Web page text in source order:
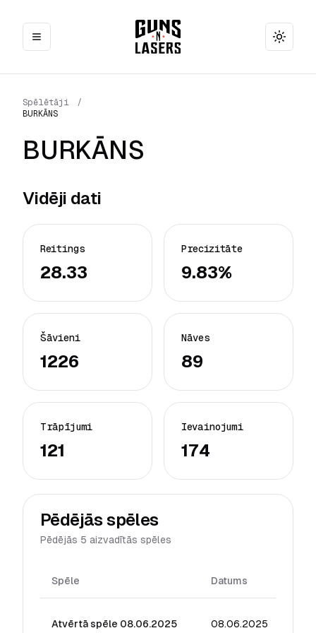
Toggle
Spēlētāji
/
BURKĀNS
BURKĀNS
Vidēji dati
Reitings
28.33
Precizitāte
9.83%
Šāvieni
1226
Nāves
89
Trāpījumi
121
Ievainojumi
174
Pēdējās spēles
Pēdējās 5 aizvadītās spēles
Spēle Datums
Atvērtā spēle 08.06.2025 08.06.2025